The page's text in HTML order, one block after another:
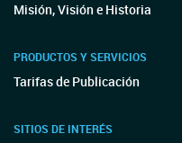
Misión, Visión e Historia
PRODUCTOS Y SERVICIOS
Tarifas de Publicación
SITIOS DE INTERÉS